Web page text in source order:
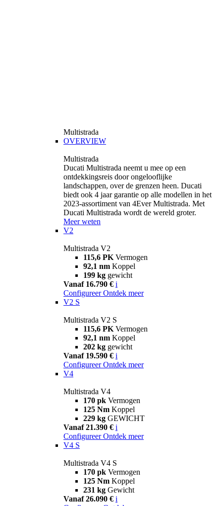
Multistrada
OVERVIEW
Multistrada
Ducati Multistrada neemt u mee op een
ontdekkingsreis door ongelooflijke
landschappen, over de grenzen heen. Ducati
biedt ook 4 jaar garantie op alle modellen in het
2023-assortiment van 4Ever Multistrada. Met
Ducati Multistrada wordt de wereld groter.
Meer weten
V2
Multistrada V2
115,6 PK Vermogen
92,1 nm Koppel
199 kg gewicht
Vanaf 16.790 € i
Configureer Ontdek meer
V2 S
Multistrada V2 S
115,6 PK Vermogen
92,1 nm Koppel
202 kg gewicht
Vanaf 19.590 € i
Configureer Ontdek meer
V4
Multistrada V4
170 pk Vermogen
125 Nm Koppel
229 kg GEWICHT
Vanaf 21.390 € i
Configureer Ontdek meer
V4 S
Multistrada V4 S
170 pk Vermogen
125 Nm Koppel
231 kg Gewicht
Vanaf 26.090 € i